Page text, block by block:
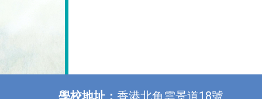
學校地址： 香港北角雲景道18號